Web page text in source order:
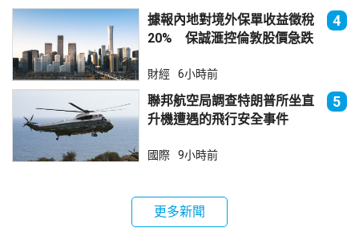
據報內地對境外保單收益徵稅
20% 保誠滙控倫敦股價急跌
4
財經 6小時前
聯邦航空局調查特朗普所坐直
升機遭遇的飛行安全事件
5
國際 9小時前
更多新聞